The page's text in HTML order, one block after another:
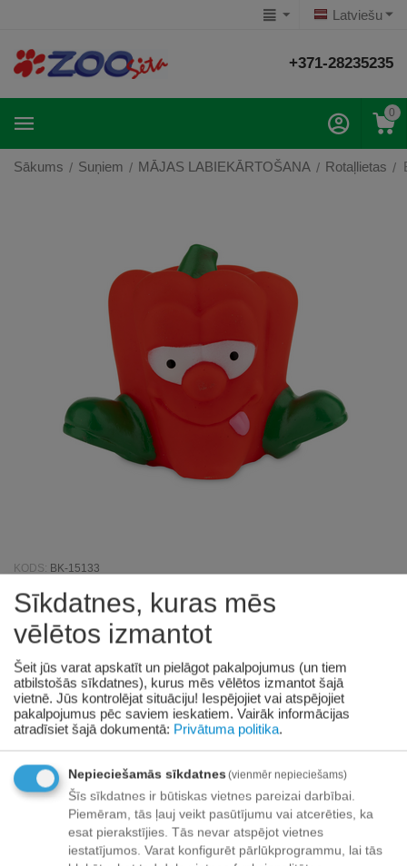
Latviešu
+371-28235235
0
Sākums / Suņiem / MĀJAS LABIEKĀRTOŠANA / Rotaļlietas /
KODS: BK-15133
Barry King rotaļlieta suņiem, pipars,
vinils, 11 cm
Nav noliktavā
Sazinieties
ar mums
par preci
Prece pieejama: 10/08/2026
Paziņot man, kad prece ir noliktavā
Sīkdatnes, kuras mēs
vēlētos izmantot
Šeit jūs varat apskatīt un pielāgot pakalpojumus (un tiem
atbilstošās sīkdatnes), kurus mēs vēlētos izmantot šajā
vietnē. Jūs kontrolējat situāciju! Iespējojiet vai atspējojiet
pakalpojumus pēc saviem ieskatiem. Vairāk informācijas
atradīsiet šajā dokumentā: Privātuma politika.
Nepieciešamās sīkdatnes (vienmēr nepieciešams)
Šīs sīkdatnes ir būtiskas vietnes pareizai darbībai.
Piemēram, tās ļauj veikt pasūtījumu vai atcerēties, ka
esat pierakstījies. Tās nevar atspējot vietnes
iestatījumos. Varat konfigurēt pārlūkprogrammu, lai tās